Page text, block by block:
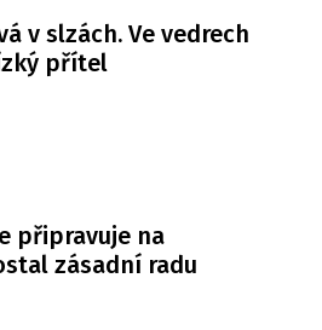
v slzách. Ve vedrech
přítel
připravuje na
zásadní radu